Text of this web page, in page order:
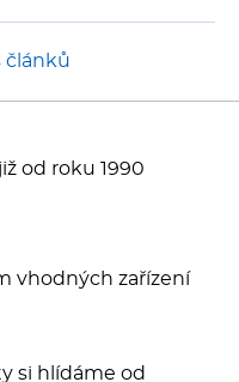
článků
od roku 1990
vhodných zařízení
si hlídáme od